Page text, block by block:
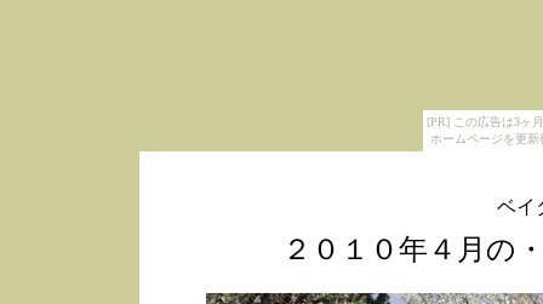
[PR] この広告は3ヶ
ホームページを更
ベイ
２０１０年４月